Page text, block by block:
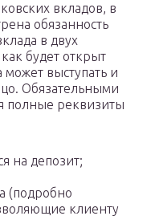
вкладов, в
обязанность
в двух
будет открыт
может выступать и
Обязательными
полные реквизиты
на депозит;
(подробно
клиенту